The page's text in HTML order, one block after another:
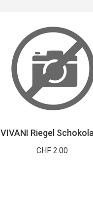
VIVANI Riegel
CHF 2.00